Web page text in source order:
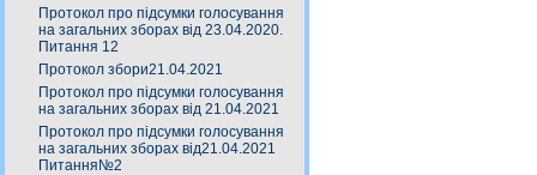
Протокол про підсумки голосування
на загальних зборах від 23.04.2020.
Питання 12
Протокол збори21.04.2021
Протокол про підсумки голосування
на загальних зборах від 21.04.2021
Протокол про підсумки голосування
на загальних зборах від21.04.2021
Питання№2